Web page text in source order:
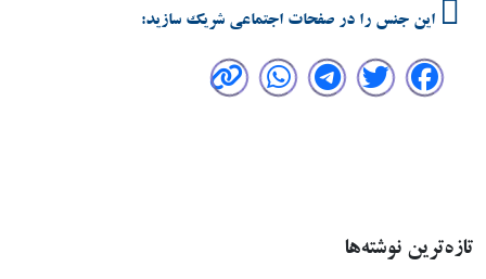
این جنس را در صفحات اجتماعی شریک سازید:
تازه‌ترین نوشته‌ها